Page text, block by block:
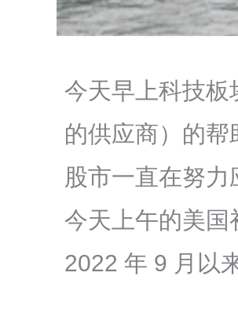
今天早上科技
的供应商）的
股市一直在努力
今天上午的美国
2022 年 9 月以